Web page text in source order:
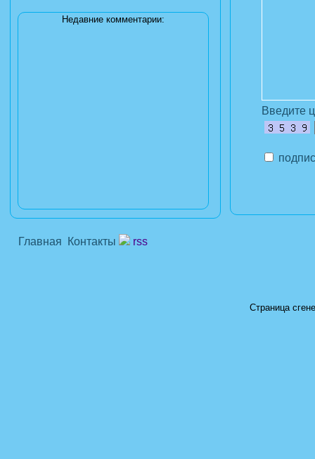
Введите
Недавние комментарии:
Главная Контакты rss
Страница